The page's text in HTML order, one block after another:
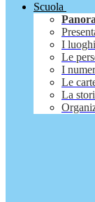
Scuola
I luoghi
Le
I
Le
La